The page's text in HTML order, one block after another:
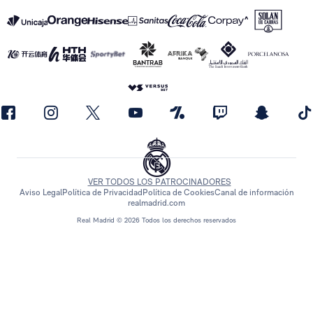
Real Madrid © 2026 Todos los derechos reservados
VER TODOS LOS PATROCINADORES
Aviso LegalPolítica de Privacidad Política de CookiesCanal de información
realmadrid.com